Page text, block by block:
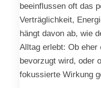
beeinflussen oft das
Verträglichkeit,
hängt davon ab, wie
Alltag erlebt: Ob eher
bevorzugt wird, oder
fokussierte Wirkung